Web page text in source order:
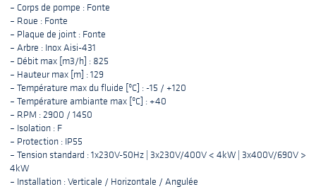
– Corps de pompe : Fonte
– Roue : Fonte
– Plaque de joint : Fonte
– Arbre : Inox Aisi-431
– Débit max [m3/h] : 825
– Hauteur max [m] : 129
– Température max du fluide [ºC] : -15 / +120
– Température ambiante max [ºC] : +40
– RPM : 2900 / 1450
– Isolation : F
– Protection : IP55
– Tension standard : 1x230V-50Hz | 3x230V/400V < 4kW | 3x400V/690V >
4kW
– Installation : Verticale / Horizontale / Angulée